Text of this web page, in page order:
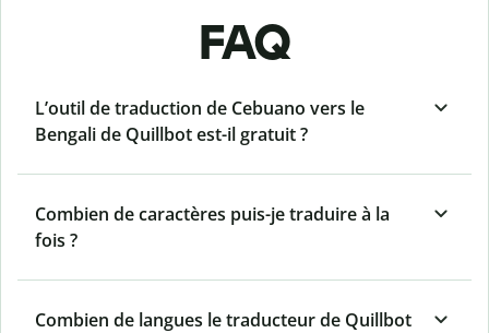
FAQ
L’outil de traduction de Cebuano vers le
Bengali de Quillbot est-il gratuit ?
Combien de caractères puis-je traduire à la
fois ?
Combien de langues le traducteur de Quillbot